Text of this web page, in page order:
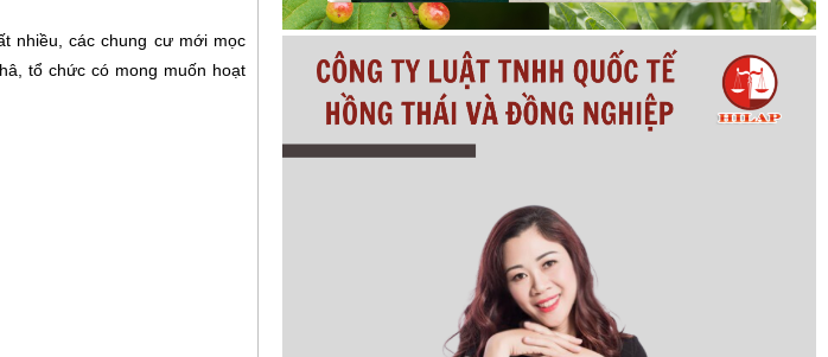
nhiều, các chung cư mới mọc
tổ chức có mong muốn hoạt